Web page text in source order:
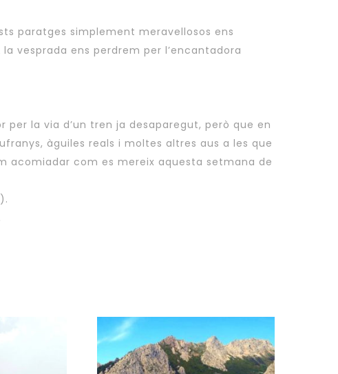
paratges simplement meravellosos ens
vesprada ens perdrem per l’encantadora
la via d’un tren ja desaparegut, però que en
àguiles reals i moltes altres aus a les que
acomiadar com es mereix aquesta setmana de